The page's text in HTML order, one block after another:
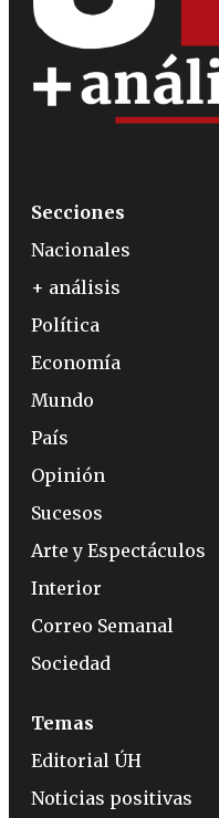
Secciones
Nacionales
+ análisis
Política
Economía
Mundo
País
Opinión
Sucesos
Arte y Espectáculos
Interior
Correo Semanal
Sociedad
Temas
Editorial ÚH
Noticias positivas